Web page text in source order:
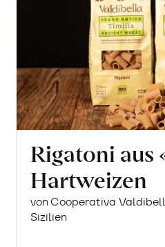
Rigatoni aus
Hartweizen
von Cooperativa
Sizilien